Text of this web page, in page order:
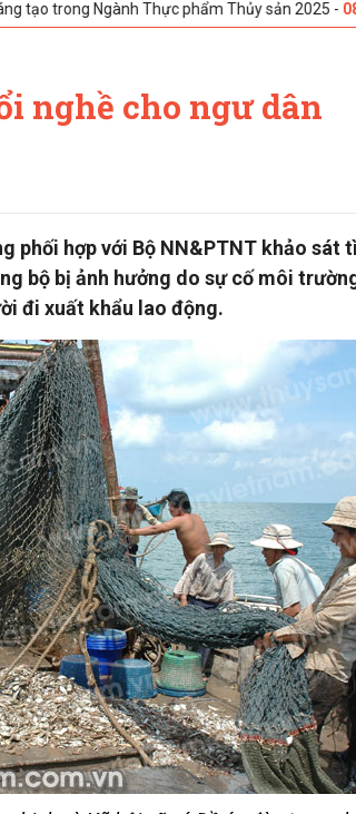
Thực phẩm Thủy sản 2025 -08-04-2025
nghề cho ngư dân
phối hợp với Bộ NN&PTNT khảo sát
bộ bị ảnh hưởng do sự cố môi
đi xuất khẩu lao động.